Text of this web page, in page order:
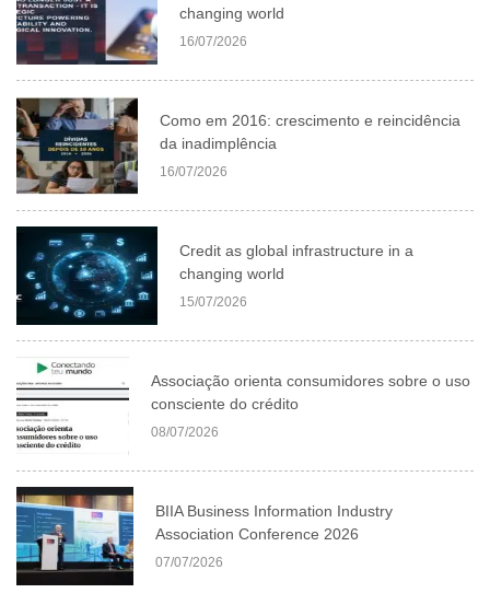
changing world
16/07/2026
Como em 2016: crescimento e reincidência
da inadimplência
16/07/2026
Credit as global infrastructure in a
changing world
15/07/2026
Associação orienta consumidores sobre o uso
consciente do crédito
08/07/2026
BIIA Business Information Industry
Association Conference 2026
07/07/2026